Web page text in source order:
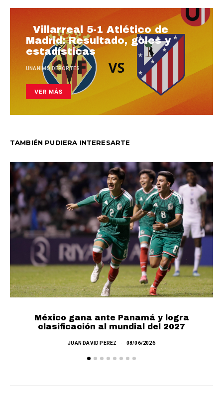
Villarreal 5-1 Atlético de
Madrid: Resultado, goles y
estadísticas
UNANIMO DEPORTES
VER MÁS
TAMBIÉN PUDIERA INTERESARTE
México gana ante Panamá y logra
clasificación al mundial del 2027
JUAN DAVID PEREZ 08/06/2026